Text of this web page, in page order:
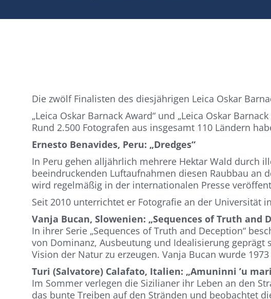
Die zwölf Finalisten des diesjährigen Leica Oskar
„Leica Oskar Barnack Award“ und „Leica Oskar
Rund 2.500 Fotografen aus insgesamt 110 Ländern
Ernesto Benavides, Peru: „Dredges“
In Peru gehen alljährlich mehrere Hektar Wald durch
beeindruckenden Luftaufnahmen diesen Raubbau an
wird regelmäßig in der internationalen Presse
Seit 2010 unterrichtet er Fotografie an der Universität
Vanja Bucan, Slowenien: „Sequences of Truth and
In ihrer Serie „Sequences of Truth and Deception“
von Dominanz, Ausbeutung und Idealisierung
Vision der Natur zu erzeugen. Vanja Bucan wurde
Turi (Salvatore) Calafato, Italien: „Amuninni ’u
Im Sommer verlegen die Sizilianer ihr Leben an den
das bunte Treiben auf den Stränden und beobachtet